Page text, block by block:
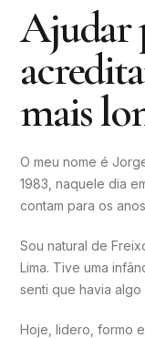
Ajudar
mais
O meu nome é
1983, naquele dia
contam para os
Sou natural de
Lima. Tive uma
senti que havia
Hoje, lidero, formo